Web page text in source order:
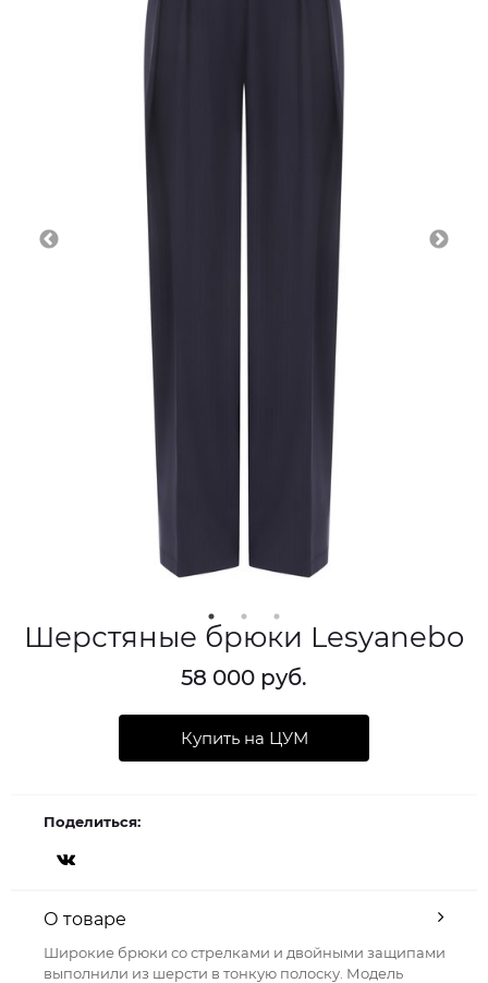
Шерстяные брюки Lesyanebo
58 000 руб.
Купить на ЦУМ
Поделиться:
О товаре
Широкие брюки со стрелками и двойными защипами
выполнили из шерсти в тонкую полоску. Модель